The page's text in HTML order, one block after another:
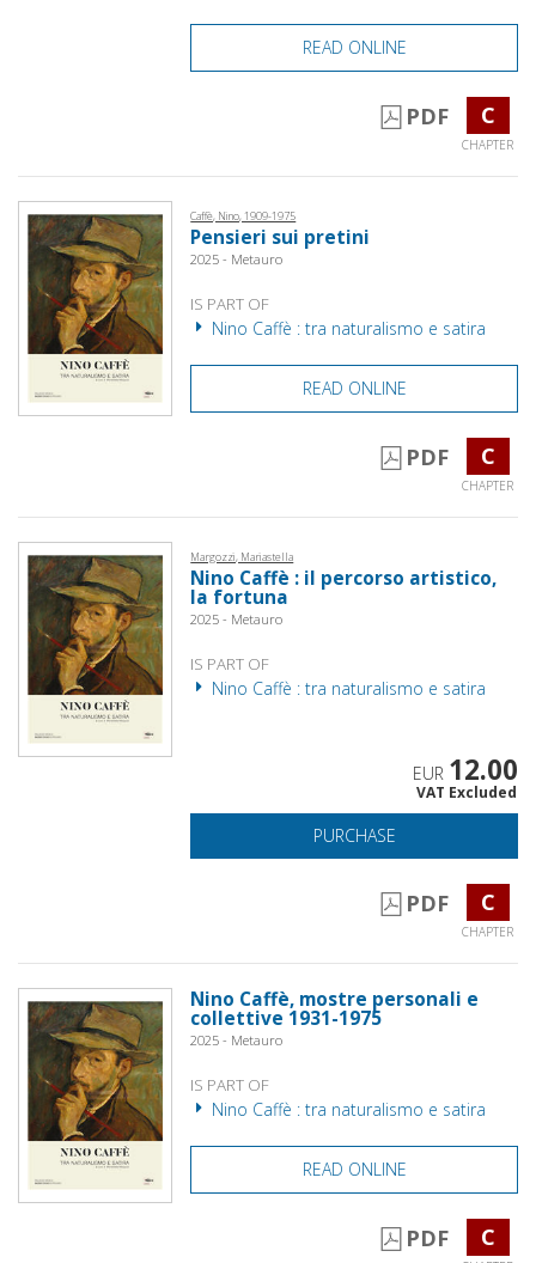
READ ONLINE
PDF C
CHAPTER
Caffè, Nino, 1909-1975
Pensieri sui pretini
2025 - Metauro
IS PART OF
Nino Caffè : tra naturalismo e satira
READ ONLINE
PDF C
CHAPTER
Margozzi, Mariastella
Nino Caffè : il percorso artistico,
la fortuna
2025 - Metauro
IS PART OF
Nino Caffè : tra naturalismo e satira
EUR 12.00
VAT Excluded
PURCHASE
PDF C
CHAPTER
Nino Caffè, mostre personali e
collettive 1931-1975
2025 - Metauro
IS PART OF
Nino Caffè : tra naturalismo e satira
READ ONLINE
PDF C